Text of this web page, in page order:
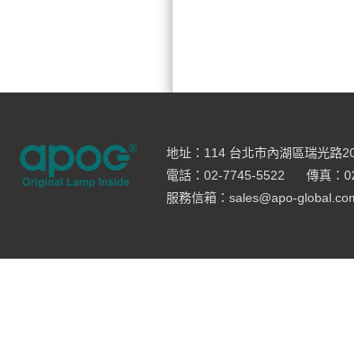
地址：114 台北市內湖區瑞光路
電話：02-7745-5522
傳真：
服務信箱：sales@apo-